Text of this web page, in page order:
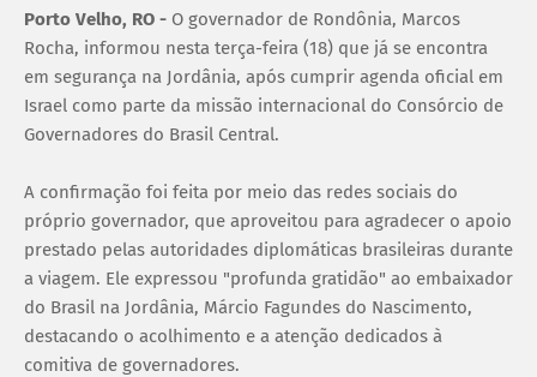
Porto Velho, RO - O governador de Rondônia, Marcos
Rocha, informou nesta terça-feira (18) que já se encontra
em segurança na Jordânia, após cumprir agenda oficial em
Israel como parte da missão internacional do Consórcio de
Governadores do Brasil Central.
A confirmação foi feita por meio das redes sociais do
próprio governador, que aproveitou para agradecer o apoio
prestado pelas autoridades diplomáticas brasileiras durante
a viagem. Ele expressou "profunda gratidão" ao embaixador
do Brasil na Jordânia, Márcio Fagundes do Nascimento,
destacando o acolhimento e a atenção dedicados à
comitiva de governadores.